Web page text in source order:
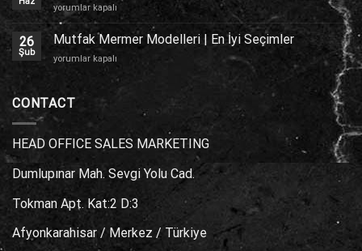
Mermer
Kullanım
Alanları
Nerelerde
yorumlar kapalı
26
Şub
Mutfak Mermer Modelleri | En İyi Seçimler
Mutfak
Mermer
|
Seçimler
yorumlar kapalı
CONTACT
HEAD OFFICE SALES MARKETING
Dumlupınar Mah. Sevgi Yolu Cad.
Tokman Apt. Kat:2 D:3
Afyonkarahisar / Merkez / Türkiye